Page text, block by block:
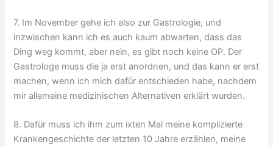
7. Im November gehe ich also zur Gastrologie, und
inzwischen kann ich es auch kaum abwarten, dass das
Ding weg kommt, aber nein, es gibt noch keine OP. Der
Gastrologe muss die ja erst anordnen, und das kann er erst
machen, wenn ich mich dafür entschieden habe, nachdem
mir allemeine medizinischen Alternativen erklärt wurden.
8. Dafür muss ich ihm zum ixten Mal meine komplizierte
Krankengeschichte der letzten 10 Jahre erzählen, meine